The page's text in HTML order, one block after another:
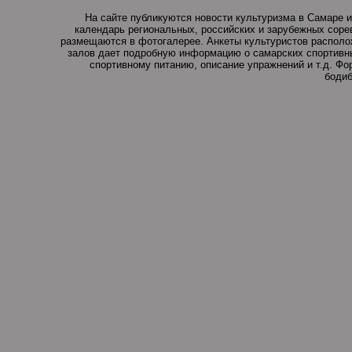
На сайте публикуются новости культуризма в
календарь региональных, российских и зарубежных
размещаются в фотогалерее. Анкеты культуристов
залов дает подробную информацию о самарских
спортивному питанию, описание упражнений и т.д.